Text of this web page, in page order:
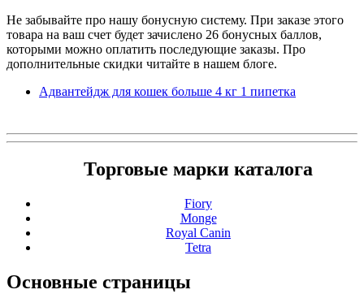
Не забывайте про нашу бонусную систему. При заказе этого
товара на ваш счет будет зачислено 26 бонусных баллов,
которыми можно оплатить последующие заказы. Про
дополнительные скидки читайте в нашем блоге.
Адвантейдж для кошек больше 4 кг 1 пипетка
Торговые марки каталога
Fiory
Monge
Royal Canin
Tetra
Основные страницы